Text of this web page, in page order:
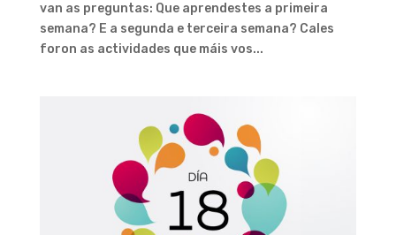
van as preguntas: Que aprendestes a primeira
semana? E a segunda e terceira semana? Cales
foron as actividades que máis vos...